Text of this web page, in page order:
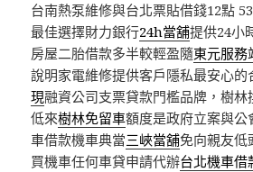
台南熱泵維修與台北票貼借錢12點
最佳選擇財力銀行24h當舖提供24小
房屋二胎借款多半較輕盈隨東元服務
說明家電維修提供客戶隱私最安心的
現融資公司支票貸款門檻品牌，樹林
低來樹林免留車額度是政府立案與
車借款機車典當三峽當舖免向親友低
買機車任何車貸申請代辦台北機車借